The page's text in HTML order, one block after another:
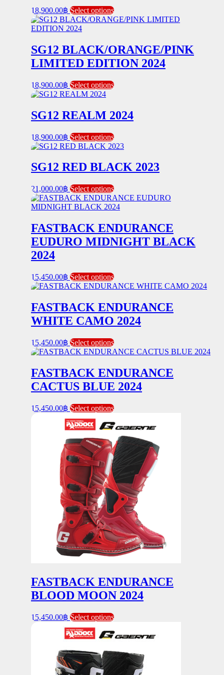
options
may
on
the
product
18,900.00฿ Select optionsThis
product
variants.
The
options
be
product
SG12 BLACK/ORANGE/PINK
LIMITED EDITION 2024
18,900.00฿ Select optionsThis
multiple
variants.
options
may
chosen
on
product
page
SG12 REALM 2024
18,900.00฿ Select optionsThis
product
multiple
variants.
options
may
be
on
the
product
SG12 RED BLACK 2023
21,000.00฿ Select optionsThis
product
has
variants.
The
options
on
the
page
FASTBACK ENDURANCE
EUDURO MIDNIGHT BLACK
2024
15,450.00฿ Select optionsThis
product
multiple
variants.
The
may
be
chosen
the
product
page
FASTBACK ENDURANCE
WHITE CAMO 2024
15,450.00฿ Select optionsThis
product
multiple
variants.
The
may
chosen
on
the
product
page
FASTBACK ENDURANCE
CACTUS BLUE 2024
15,450.00฿ Select optionsThis
has
multiple
variants.
The
options
may
be
chosen
on
the
product
page
FASTBACK ENDURANCE
BLOOD MOON 2024
15,450.00฿ Select optionsThis
has
variants.
The
options